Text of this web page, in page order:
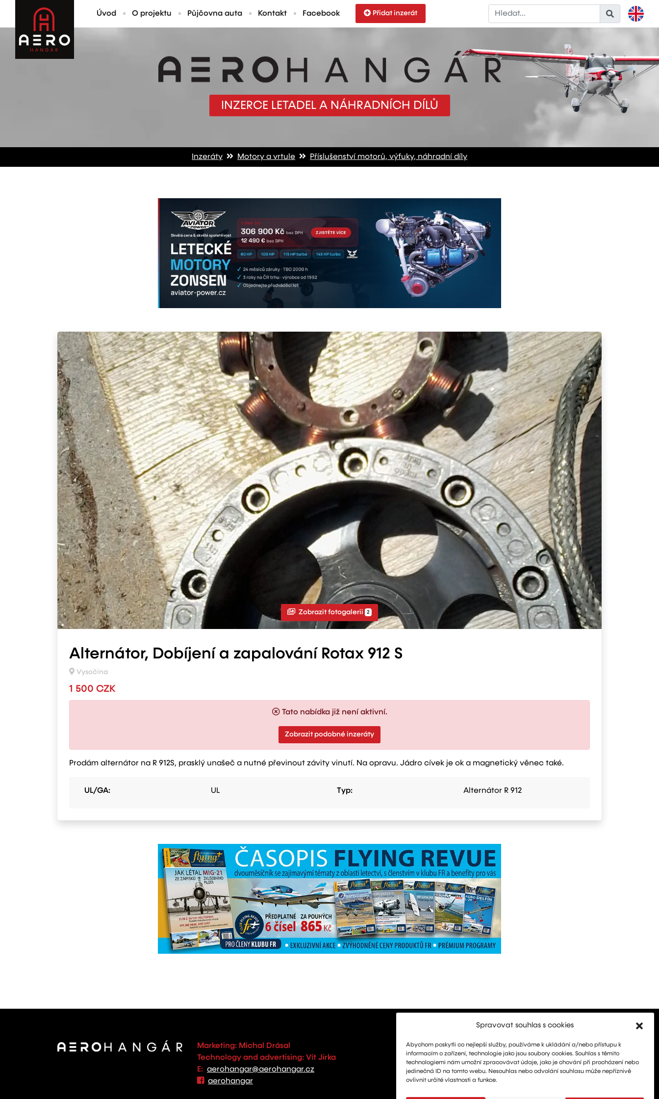
Spravovat souhlas s cookies
Abychom poskytli co nejlepší služby, používáme k ukládání a/nebo přístupu k
informacím o zařízení, technologie jako jsou soubory cookies. Souhlas s těmito
technologiemi nám umožní zpracovávat údaje, jako je chování při procházení nebo
jedinečná ID na tomto webu. Nesouhlas nebo odvolání souhlasu může nepříznivě
ovlivnit určité vlastnosti a funkce.
Úvod O projektu Půjčovna auta Kontakt Facebook Přidat inzerát
INZERCE LETADEL A NÁHRADNÍCH DÍLŮ
Inzeráty Motory a vrtule Příslušenství motorů, výfuky, náhradní díly
Zobrazit fotogalerii 2
Alternátor, Dobíjení a zapalování Rotax 912 S
Vysočina
1 500 CZK
Tato nabídka již není aktivní.
Zobrazit podobné inzeráty
Prodám alternátor na R 912S, prasklý unašeč a nutné převinout závity vinutí. Na opravu. Jádro cívek je ok a magnetický věnec také.
UL/GA: UL Typ: Alternátor R 912
Marketing: Michal Drásal
Technology and advertising: Vít Jirka
E: aerohangar@aerohangar.cz
aerohangar